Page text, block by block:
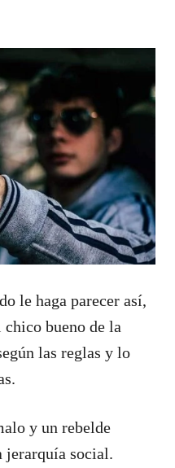
le haga parecer así,
bueno de la
las reglas y lo
y un rebelde
jerarquía social.